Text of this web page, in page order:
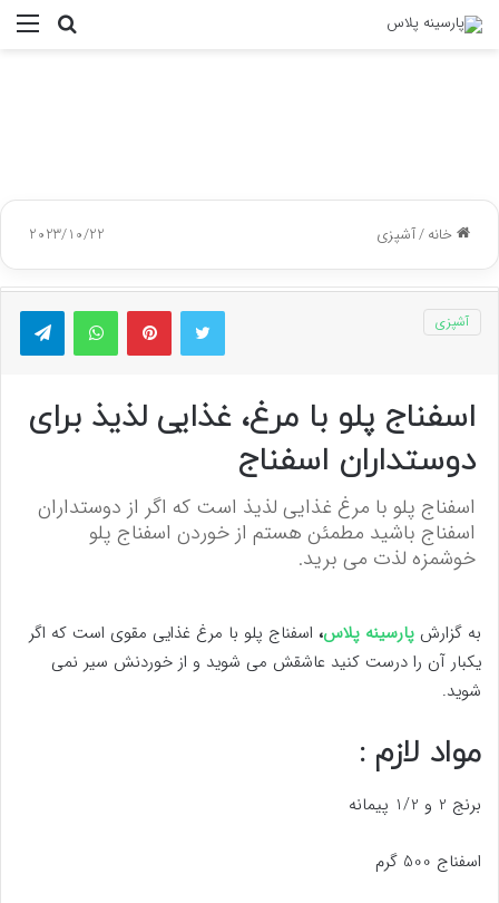
جستجو
خانه/آشپزی 2023/10/22
توییتر پینتریستواتس آپ
آشپزی
اسفناج پلو با مرغ، غذایی لذیذ برای
دوستداران اسفناج
اسفناج پلو با مرغ غذایی لذیذ است که اگر از دوستداران
اسفناج باشید مطمئن هستم از خوردن اسفناج پلو
خوشمزه لذت می برید.
به گزارش پارسینه پلاس، اسفناج پلو با مرغ غذایی مقوی است که اگر
یکبار آن را درست کنید عاشقش می شوید و از خوردنش سیر نمی
شوید.
مواد لازم :
برنج 2 و 1/2 پیمانه
اسفناج 500 گرم